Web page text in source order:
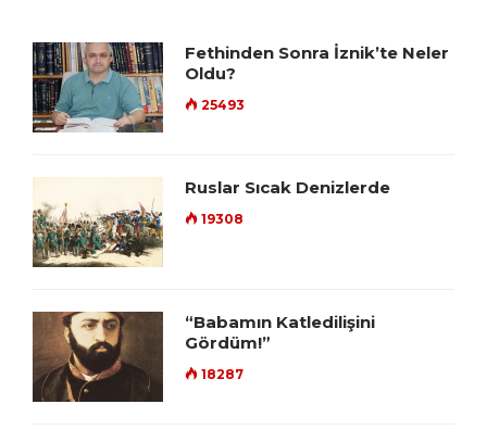
Fethinden Sonra İznik’te Neler
Oldu?
25493
Ruslar Sıcak Denizlerde
19308
“Babamın Katledilişini
Gördüm!”
18287